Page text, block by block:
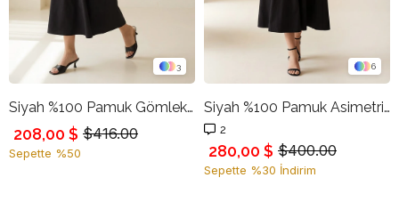
3
Siyah %100 Pamuk Gömlek Yaka Belden Kemer Detaylı Rahat Kesim Midi Boy Elbise
$416.00
208,00 $
Sepette %50
6
Siyah %100 Pamuk Asimetrik Yaka Detaylı Belden Oturtmalı Rahat Kesim Midi Elbise
2
$400.00
280,00 $
Sepette %30 İndirim